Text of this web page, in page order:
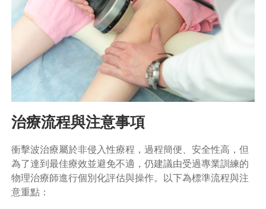
治療流程與注意事項
衝擊波治療屬於非侵入性療程，過程簡便、安全性高，但
為了達到最佳療效並避免不適，仍建議由受過專業訓練的
物理治療師進行個別化評估與操作。以下為標準流程與注
意重點：